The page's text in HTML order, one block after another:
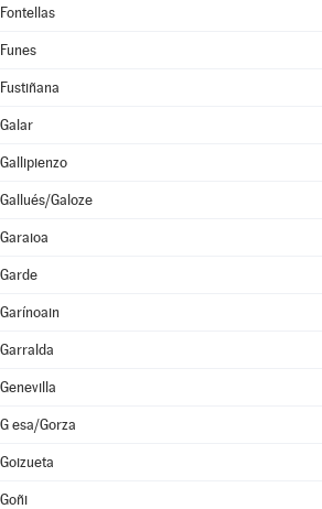
Fontellas
Funes
Fustiñana
Galar
Gallipienzo
Gallués/Galoze
Garaioa
Garde
Garínoain
Garralda
Genevilla
G esa/Gorza
Goizueta
Goñi